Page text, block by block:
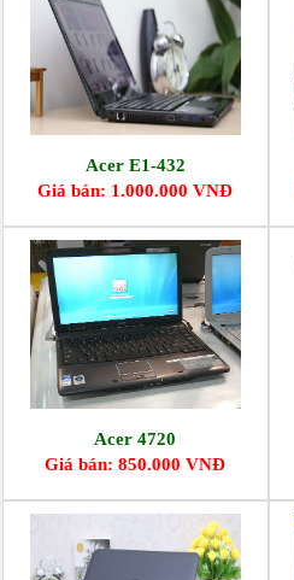
Acer E1-432
Giá bán: 1.000.000 VNĐ
Acer 4720
Giá bán: 850.000 VNĐ